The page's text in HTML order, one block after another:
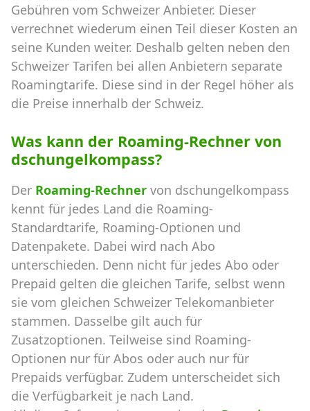
Gebühren vom Schweizer Anbieter. Dieser
verrechnet wiederum einen Teil dieser Kosten an
seine Kunden weiter. Deshalb gelten neben den
Schweizer Tarifen bei allen Anbietern separate
Roamingtarife. Diese sind in der Regel höher als
die Preise innerhalb der Schweiz.
Was kann der Roaming-Rechner von
dschungelkompass?
Der Roaming-Rechner von dschungelkompass
kennt für jedes Land die Roaming-
Standardtarife, Roaming-Optionen und
Datenpakete. Dabei wird nach Abo
unterschieden. Denn nicht für jedes Abo oder
Prepaid gelten die gleichen Tarife, selbst wenn
sie vom gleichen Schweizer Telekomanbieter
stammen. Dasselbe gilt auch für
Zusatzoptionen. Teilweise sind Roaming-
Optionen nur für Abos oder auch nur für
Prepaids verfügbar. Zudem unterscheidet sich
die Verfügbarkeit je nach Land.